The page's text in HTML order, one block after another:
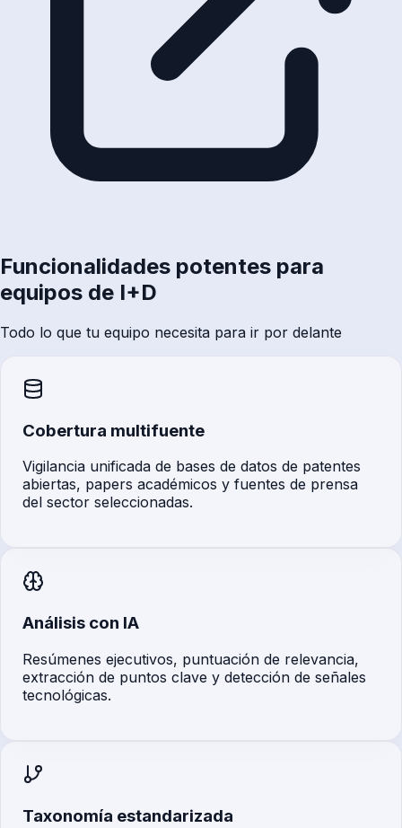
Funcionalidades potentes para
equipos de I+D
Todo lo que tu equipo necesita para ir por delante
Cobertura multifuente
Vigilancia unificada de bases de datos de patentes
abiertas, papers académicos y fuentes de prensa
del sector seleccionadas.
Análisis con IA
Resúmenes ejecutivos, puntuación de relevancia,
extracción de puntos clave y detección de señales
tecnológicas.
Taxonomía estandarizada